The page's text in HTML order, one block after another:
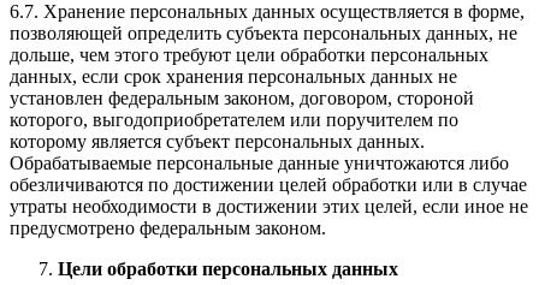
6.7. Хранение персональных данных осуществляется в форме,
позволяющей определить субъекта персональных данных, не
дольше, чем этого требуют цели обработки персональных
данных, если срок хранения персональных данных не
установлен федеральным законом, договором, стороной
которого, выгодоприобретателем или поручителем по
которому является субъект персональных данных.
Обрабатываемые персональные данные уничтожаются либо
обезличиваются по достижении целей обработки или в случае
утраты необходимости в достижении этих целей, если иное не
предусмотрено федеральным законом.
Цели обработки персональных данных